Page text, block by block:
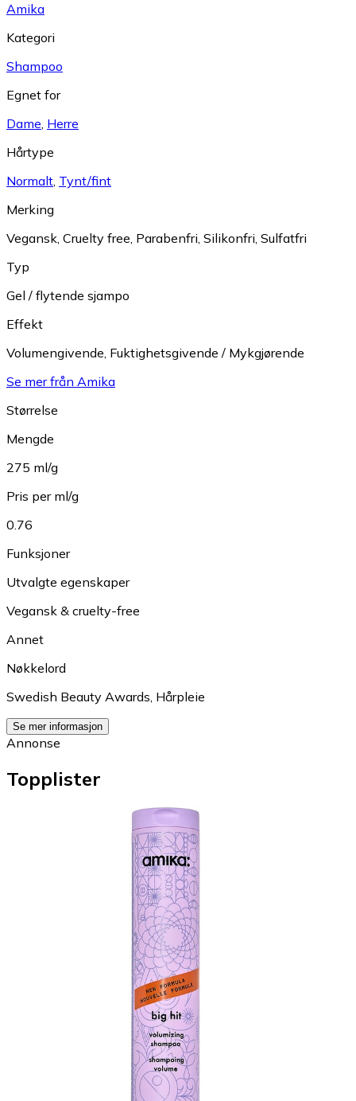
Amika
Kategori
Shampoo
Egnet for
Dame, Herre
Hårtype
Normalt, Tynt/fint
Merking
Vegansk, Cruelty free, Parabenfri, Silikonfri, Sulfatfri
Typ
Gel / flytende sjampo
Effekt
Volumengivende, Fuktighetsgivende / Mykgjørende
Se mer från Amika
Størrelse
Mengde
275 ml/g
Pris per ml/g
0.76
Funksjoner
Utvalgte egenskaper
Vegansk & cruelty-free
Annet
Nøkkelord
Swedish Beauty Awards, Hårpleie
Se mer informasjon
Annonse
Topplister